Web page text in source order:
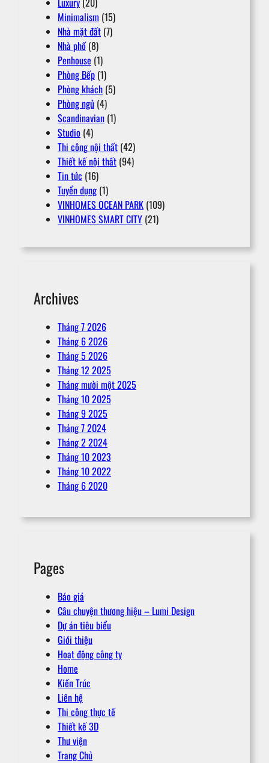
Minimalism (15)
Nhà mặt đất (7)
Nhà phố(8)
Penhouse (1)
Phòng Bếp (1)
Phòng khách (5)
Phòng ngủ (4)
Scandinavian (1)
Studio (4)
Thi công nội thất (42)
Thiết kế nội thất (94)
Tin tức (16)
Tuyển dụng (1)
VINHOMES OCEAN PARK (109)
VINHOMES SMART CITY (21)
Archives
Tháng 7 2026
Tháng 6 2026
Tháng 5 2026
Tháng 12 2025
Tháng mười một 2025
Tháng 10 2025
Tháng 9 2025
Tháng 7 2024
Tháng 2 2024
Tháng 10 2023
Tháng 10 2022
Tháng 6 2020
Pages
Báo giá
Câu chuyện thương hiệu – Lumi Design
Dự án tiêu biểu
Giới thiệu
Hoạt động công ty
Home
Kiến Trúc
Liên hệ
Thi công thực tế
Thiết kế 3D
Thư viện
Trang Chủ